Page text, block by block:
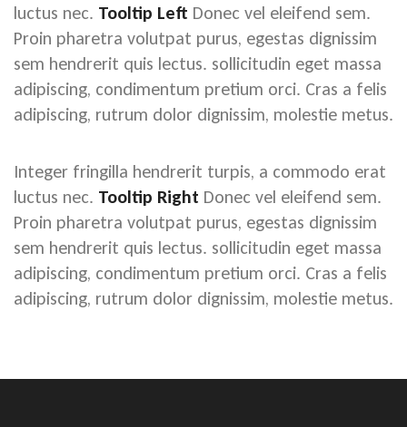
luctus nec. Tooltip Left Donec vel eleifend sem.
Proin pharetra volutpat purus, egestas dignissim
sem hendrerit quis lectus. sollicitudin eget massa
adipiscing, condimentum pretium orci. Cras a felis
adipiscing, rutrum dolor dignissim, molestie metus.
Integer fringilla hendrerit turpis, a commodo erat
luctus nec. Tooltip Right Donec vel eleifend sem.
Proin pharetra volutpat purus, egestas dignissim
sem hendrerit quis lectus. sollicitudin eget massa
adipiscing, condimentum pretium orci. Cras a felis
adipiscing, rutrum dolor dignissim, molestie metus.